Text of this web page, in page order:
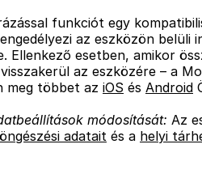
funkciót egy
az eszközön
Ellenkező esetben, amikor
az eszközére – a
meg többet az iOS és Android
módosítását: Az
adatait és a helyi